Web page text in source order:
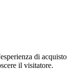
di acquisto
il visitatore.